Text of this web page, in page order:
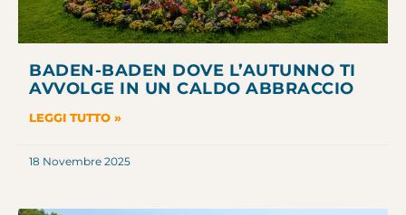
BADEN-BADEN DOVE L’AUTUNNO TI
AVVOLGE IN UN CALDO ABBRACCIO
LEGGI TUTTO »
18 Novembre 2025